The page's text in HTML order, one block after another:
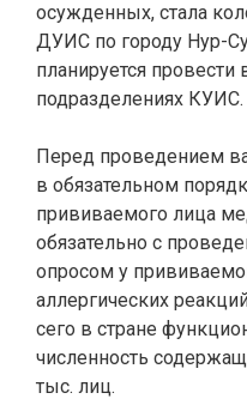
осужденных, стала
ДУИС по городу Нур-
планируется
подразделениях КУИС.
Перед проведением
в обязательном
прививаемого лица
обязательно с
опросом у
аллергических
сего в стране
численность
тыс. лиц.